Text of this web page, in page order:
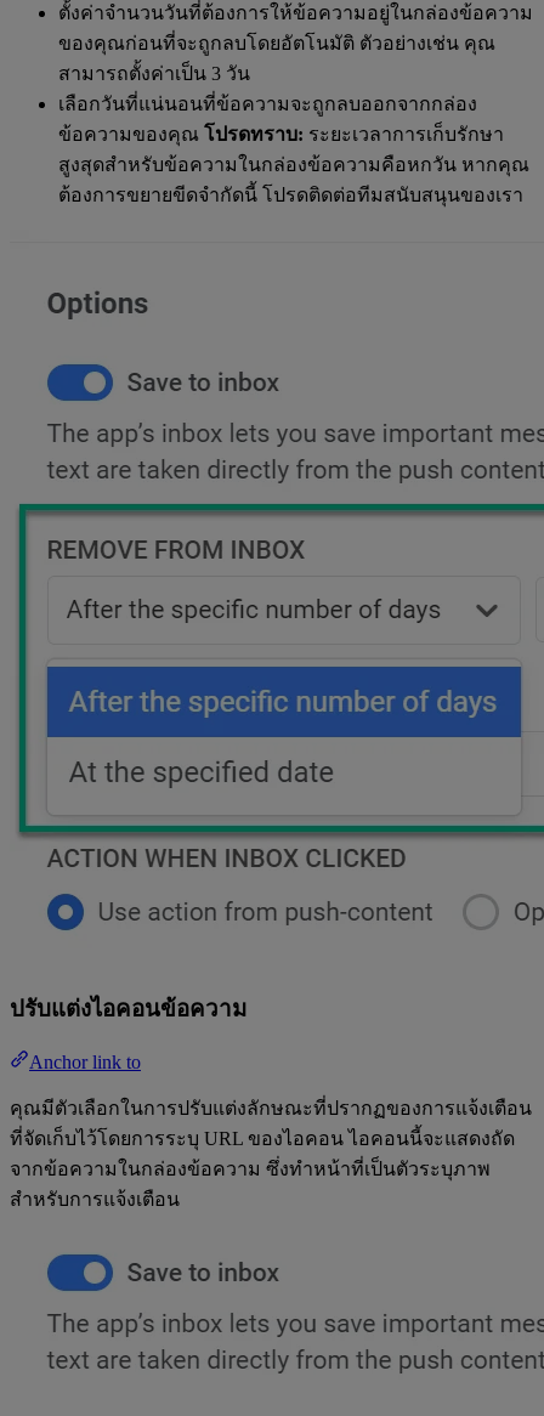
ตั้งค่าจำนวนวันที่ต้องการให้ข้อความอยู่ในกล่องข้อความ
ของคุณก่อนที่จะถูกลบโดยอัตโนมัติ ตัวอย่างเช่น คุณ
สามารถตั้งค่าเป็น 3 วัน
เลือกวันที่แน่นอนที่ข้อความจะถูกลบออกจากกล่อง
ข้อความของคุณ โปรดทราบ: ระยะเวลาการเก็บรักษา
สูงสุดสำหรับข้อความในกล่องข้อความคือหกวัน หากคุณ
ต้องการขยายขีดจำกัดนี้ โปรดติดต่อทีมสนับสนุนของเรา
ปรับแต่งไอคอนข้อความ
Anchor link to
คุณมีตัวเลือกในการปรับแต่งลักษณะที่ปรากฏของการแจ้งเตือน
ที่จัดเก็บไว้โดยการระบุ URL ของไอคอน ไอคอนนี้จะแสดงถัด
จากข้อความในกล่องข้อความ ซึ่งทำหน้าที่เป็นตัวระบุภาพ
สำหรับการแจ้งเตือน